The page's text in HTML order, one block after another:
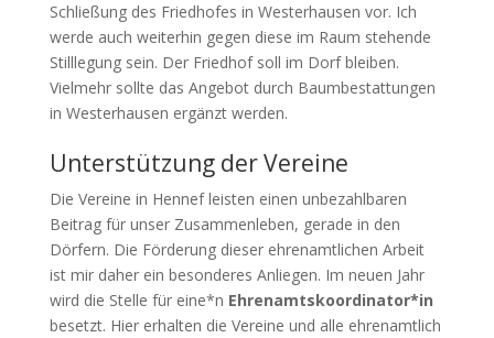
Schließung des Friedhofes in Westerhausen vor. Ich
werde auch weiterhin gegen diese im Raum stehende
Stilllegung sein. Der Friedhof soll im Dorf bleiben.
Vielmehr sollte das Angebot durch Baumbestattungen
in Westerhausen ergänzt werden.
Unterstützung der Vereine
Die Vereine in Hennef leisten einen unbezahlbaren
Beitrag für unser Zusammenleben, gerade in den
Dörfern. Die Förderung dieser ehrenamtlichen Arbeit
ist mir daher ein besonderes Anliegen. Im neuen Jahr
wird die Stelle für eine*n Ehrenamtskoordinator*in
besetzt. Hier erhalten die Vereine und alle ehrenamtlich